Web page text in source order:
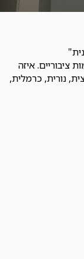
ציבוריים. איזה
נורית, כרמלית,